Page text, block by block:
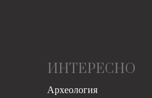
ИНТЕРЕСНО
Археология